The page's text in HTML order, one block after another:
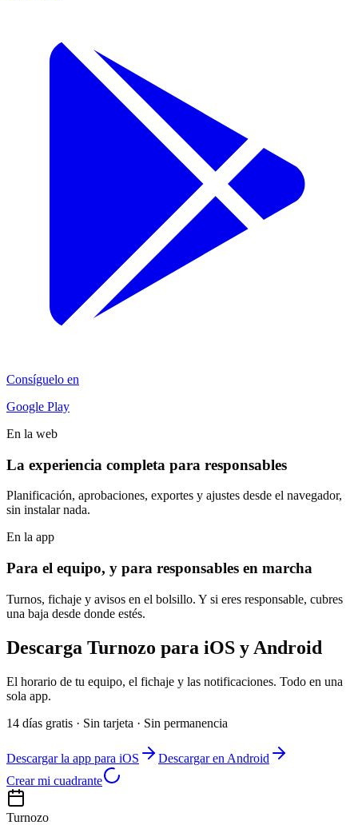
Consíguelo en
Google Play
En la web
La experiencia completa para responsables
Planificación, aprobaciones, exportes y ajustes desde el navegador,
sin instalar nada.
En la app
Para el equipo, y para responsables en marcha
Turnos, fichaje y avisos en el bolsillo. Y si eres responsable, cubres
una baja desde donde estés.
Descarga Turnozo para iOS y Android
El horario de tu equipo, el fichaje y las notificaciones. Todo en una
sola app.
14 días gratis · Sin tarjeta · Sin permanencia
Descargar la app para iOS
Descargar en Android
Crear mi cuadrante
Turnozo